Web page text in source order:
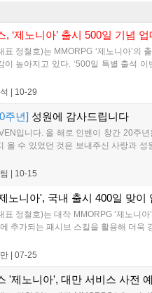
, ‘제노니아’ 출시 500일 기념
표 정철호)는 MMORPG ‘제노니아’의
이 높아지고 있다. ‘500일 특별 출석
| 10-29
주년] 성원에 감사드립니다
입니다. 올 해로 인벤이 창간 20주
올 수 있었던 것은 보내주신 사랑과
| 10-15
노니아', 국내 출시 400일 맞이
표 정철호)는 대작 MMORPG ‘제노니
추가되는 패시브 스킬을 활용해 더욱
| 07-25
'제노니아', 대만 서비스 사전